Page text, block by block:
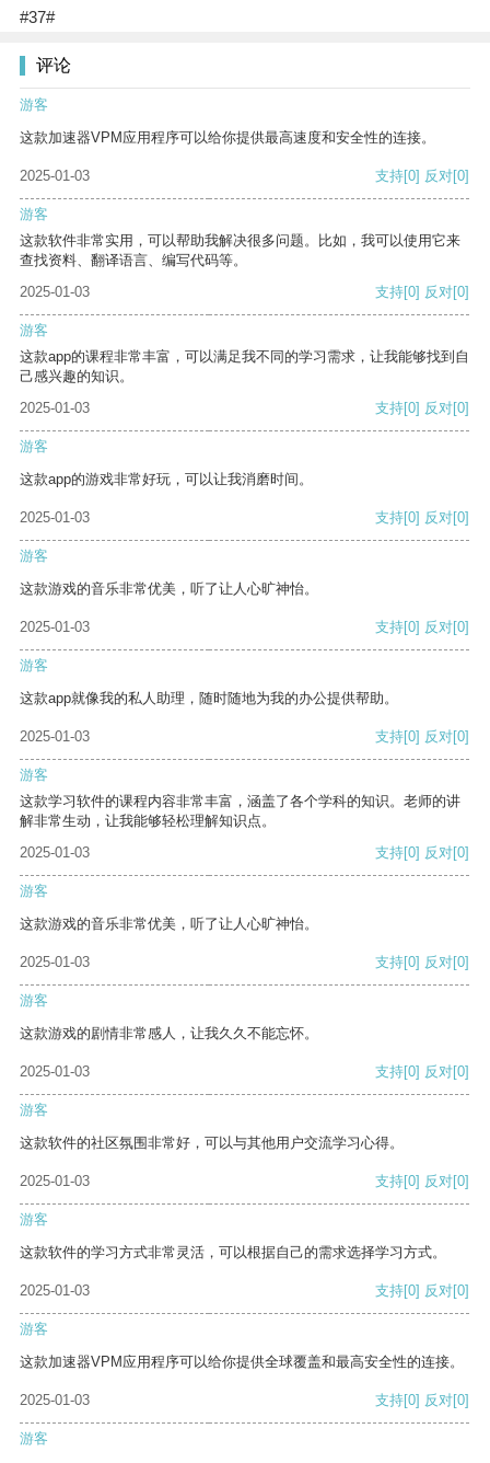
#37#
评论
游客
这款加速器VPM应用程序可以给你提供最高速度和安全性的连接。
2025-01-03 支持[0] 反对[0]
游客
这款软件非常实用，可以帮助我解决很多问题。比如，我可以使用它来
查找资料、翻译语言、编写代码等。
2025-01-03
支持[0] 反对[0]
游客
这款app的课程非常丰富，可以满足我不同的学习需求，让我能够找到自
己感兴趣的知识。
2025-01-03
支持[0] 反对[0]
游客
这款app的游戏非常好玩，可以让我消磨时间。
2025-01-03 支持[0] 反对[0]
游客
这款游戏的音乐非常优美，听了让人心旷神怡。
2025-01-03 支持[0] 反对[0]
游客
这款app就像我的私人助理，随时随地为我的办公提供帮助。
2025-01-03 支持[0] 反对[0]
游客
这款学习软件的课程内容非常丰富，涵盖了各个学科的知识。老师的讲
解非常生动，让我能够轻松理解知识点。
2025-01-03
支持[0] 反对[0]
游客
这款游戏的音乐非常优美，听了让人心旷神怡。
2025-01-03 支持[0] 反对[0]
游客
这款游戏的剧情非常感人，让我久久不能忘怀。
2025-01-03 支持[0] 反对[0]
游客
这款软件的社区氛围非常好，可以与其他用户交流学习心得。
2025-01-03 支持[0] 反对[0]
游客
这款软件的学习方式非常灵活，可以根据自己的需求选择学习方式。
2025-01-03 支持[0] 反对[0]
游客
这款加速器VPM应用程序可以给你提供全球覆盖和最高安全性的连接。
2025-01-03 支持[0] 反对[0]
游客